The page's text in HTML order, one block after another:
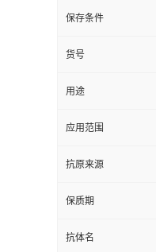
保存条件
货号
用途
应用范围
抗原来源
保质期
抗体名